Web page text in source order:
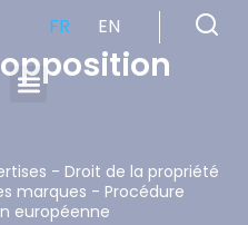
FR EN
- Droit de la propriété
marques - Procédure
européenne